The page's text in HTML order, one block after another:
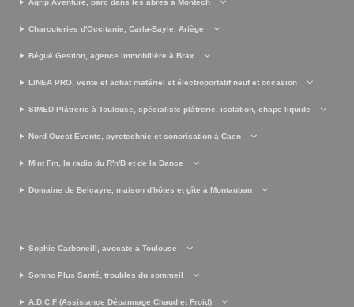
Agrip Aventure, parc dans les abres à Montech
Charcuteries d'Occitanie, Carla-Bayle, Ariège
Bégué Gestion, agence immobilière à Brax
LINEA PRO, vente et achat matériel et électroportatif neuf et occasion
SIMED Plâtrerie à Toulouse, spécialiste plâtrerie, isolation, chape liquide
Nord Ouest Events, pyrotechnie et sonorisation à Caen
Mint Fm, la radio du R'n'B et de la Dance
Domaine de Belcayre, maison d'hôtes et gîte à Montauban
Sophie Carboneill, avocate à Toulouse
Somno Plus Santé, troubles du sommeil
A.D.C.F (Assistance Dépannage Chaud et Froid)